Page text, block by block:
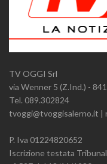
TV OGGI Srl
via Wenner 5 (Z.Ind.) -
Tel. 089.302824
tvoggi@tvoggisalerno.it |
P. Iva 01224820652
Iscrizione testata